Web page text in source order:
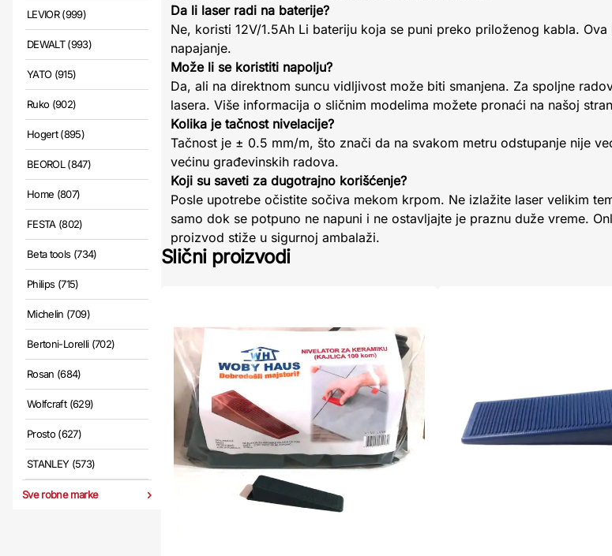
LEVIOR (999)
DEWALT (993)
YATO (915)
Ruko (902)
Hogert (895)
BEOROL (847)
Home (807)
FESTA (802)
Beta tools (734)
Philips (715)
Michelin (709)
Bertoni-Lorelli (702)
Rosan (684)
Wolfcraft (629)
Prosto (627)
STANLEY (573)
Sve robne marke
Da li laser radi na baterije?
Ne, koristi 12V/1.5Ah Li bateriju koja se puni preko priloženog kabla.
napajanje.
Može li se koristiti napolju?
Da, ali na direktnom suncu vidljivost može biti smanjena. Za spoljne
lasera. Više informacija o sličnim modelima možete pronaći na našoj
Kolika je tačnost nivelacije?
Tačnost je ± 0.5 mm/m, što znači da na svakom metru odstupanje nije
većinu građevinskih radova.
Koji su saveti za dugotrajno korišćenje?
Posle upotrebe očistite sočiva mekom krpom. Ne izlažite laser velikim
samo dok se potpuno ne napuni i ne ostavljajte je praznu duže vreme.
proizvod stiže u sigurnoj ambalaži.
Slični proizvodi